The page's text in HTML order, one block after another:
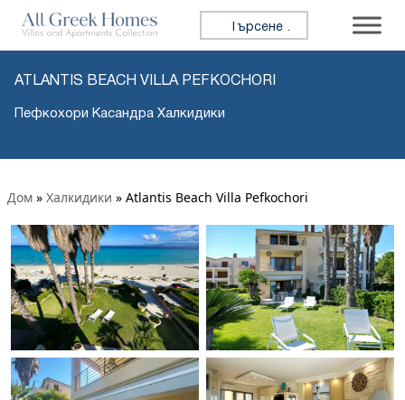
Търсене за:
ATLANTIS BEACH VILLA PEFKOCHORI
Пефкохори Касандра Халкидики
Дом » Халкидики » Atlantis Beach Villa Pefkochori